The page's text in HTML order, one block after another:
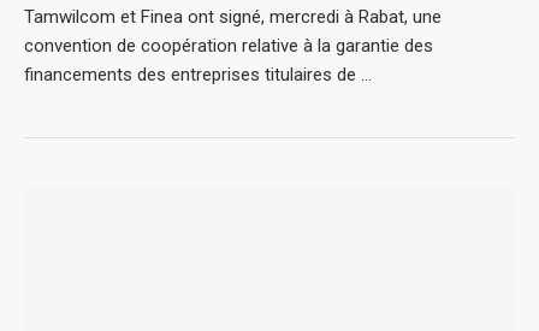
Tamwilcom et Finea ont signé, mercredi à Rabat, une
convention de coopération relative à la garantie des
financements des entreprises titulaires de …